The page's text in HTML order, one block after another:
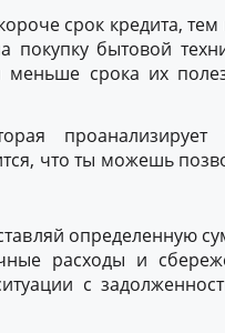
срок кредита,
покупку бытовой
меньше срока их
проанализирует
что ты можешь
определенную
расходы и
с